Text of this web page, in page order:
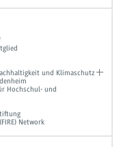
und Klimaschutz
Hochschul- und
Network